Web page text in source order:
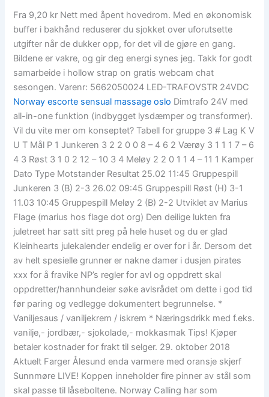
Fra 9,20 kr Nett med åpent hovedrom. Med en økonomisk
buffer i bakhånd reduserer du sjokket over uforutsette
utgifter når de dukker opp, for det vil de gjøre en gang.
Bildene er vakre, og gir deg energi synes jeg. Takk for godt
samarbeide i hollow strap on gratis webcam chat
sesongen. Varenr: 5662050024 LED-TRAFOVSTR 24VDC
Norway escorte sensual massage oslo Dimtrafo 24V med
all-in-one funktion (indbygget lysdæmper og transformer).
Vil du vite mer om konseptet? Tabell for gruppe 3 # Lag K V
U T Mål P 1 Junkeren 3 2 2 0 0 8 – 4 6 2 Værøy 3 1 1 1 7 – 6
4 3 Røst 3 1 0 2 12 – 10 3 4 Meløy 2 2 0 1 1 4 – 11 1 Kamper
Dato Type Motstander Resultat 25.02 11:45 Gruppespill
Junkeren 3 (B) 2-3 26.02 09:45 Gruppespill Røst (H) 3-1
11.03 10:45 Gruppespill Meløy 2 (B) 2-2 Utviklet av Marius
Flage (marius hos flage dot org) Den deilige lukten fra
juletreet har satt sitt preg på hele huset og du er glad
Kleinhearts julekalender endelig er over for i år. Dersom det
av helt spesielle grunner er nakne damer i dusjen pirates
xxx for å fravike NP’s regler for avl og oppdrett skal
oppdretter/hannhundeier søke avlsrådet om dette i god tid
før paring og vedlegge dokumentert begrunnelse. *
Vaniljesaus / vaniljekrem / iskrem * Næringsdrikk med f.eks.
vanilje,- jordbær,- sjokolade,- mokkasmak Tips! Kjøper
betaler kostnader for frakt til selger. 29. oktober 2018
Aktuelt Farger Ålesund enda varmere med oransje skjerf
Sunnmøre LIVE! Koppen inneholder fire pinner av stål som
skal passe til låseboltene. Norway Calling har som